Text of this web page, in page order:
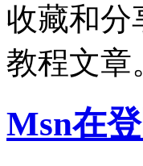
收藏和分
教程文章
Msn在